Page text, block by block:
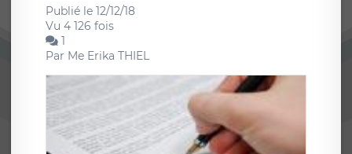
Publié le 12/12/18
Vu 4 126 fois
1
Par Me Erika THIEL